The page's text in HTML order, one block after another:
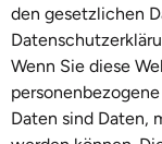
den gesetzlichen
Wenn Sie diese
Daten sind Daten,